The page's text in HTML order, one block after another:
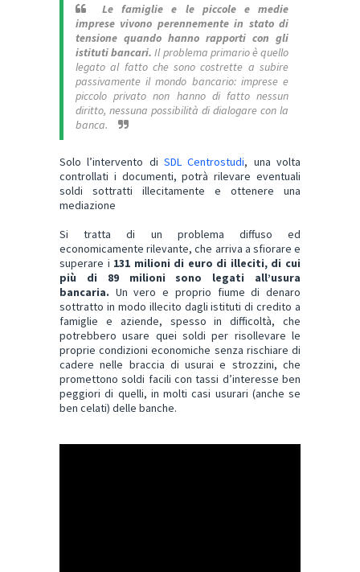
Le famiglie e le piccole e medie
imprese vivono perennemente in stato di
tensione quando hanno rapporti con gli
istituti bancari.Il problema primario è quello
legato al fatto che sono costrette a subire
passivamente il mondo bancario: imprese e
piccolo privato non hanno di fatto nessun
diritto, nessuna possibilità di dialogare con la
banca.
Solo l’intervento di SDL Centrostudi, una volta
controllati i documenti, potrà rilevare eventuali
soldi sottratti illecitamente e ottenere una
mediazione
Si tratta di un problema diffuso ed
economicamente rilevante, che arriva a sfiorare e
superare i 131 milioni di euro di illeciti, di cui
più di 89 milioni sono legati all’usura
bancaria. Un vero e proprio fiume di denaro
sottratto in modo illecito dagli istituti di credito a
famiglie e aziende, spesso in difficoltà, che
potrebbero usare quei soldi per risollevare le
proprie condizioni economiche senza rischiare di
cadere nelle braccia di usurai e strozzini, che
promettono soldi facili con tassi d’interesse ben
peggiori di quelli, in molti casi usurari (anche se
ben celati) delle banche.